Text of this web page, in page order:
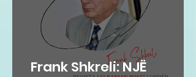
Frank Shkreli: NJË